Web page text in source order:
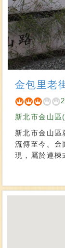
金包里老
新北市金山區
新北市金山
流傳至今。金
現，屬於連棟